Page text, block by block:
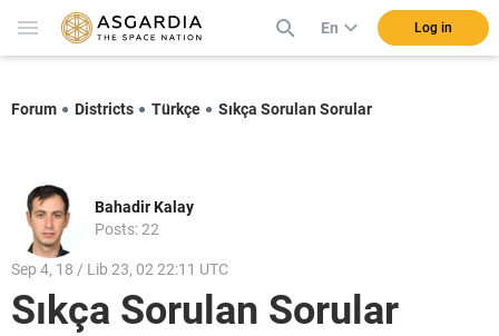
En Log in
Forum Districts Türkçe Sıkça Sorulan Sorular
Bahadir Kalay
Posts: 22
Sep 4, 18 / Lib 23, 02 22:11 UTC
Sıkça Sorulan Sorular